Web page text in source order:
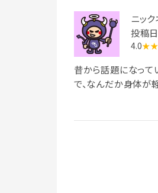
ニッ
投稿
4.0
昔から話題になって
で、なんだか身体が